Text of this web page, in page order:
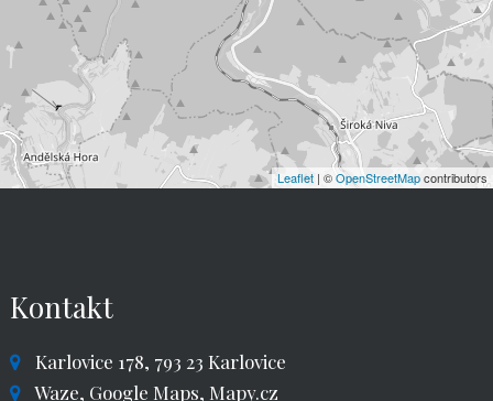
Leaflet | ©OpenStreetMapcontributors
Kontakt
Karlovice 178, 793 23 Karlovice
Waze, Google Maps, Mapy.cz